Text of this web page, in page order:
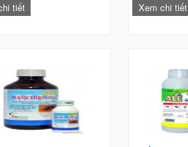
tiết Xem chi tiết